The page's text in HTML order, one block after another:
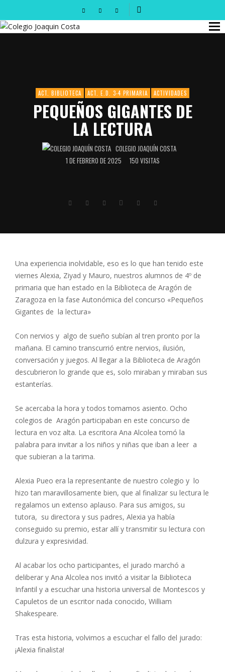
ACT. BIBLIOTECA ACT. E.D. 3-4 PRIMARIA ACTIVIDADES
PEQUEÑOS GIGANTES DE
LA LECTURA
COLEGIO JOAQUÍN COSTA
1 DE FEBRERO DE 2025
150 VISITAS
Una experiencia inolvidable, eso es lo que han tenido este
viernes Alexia, Ziyad y Mauro, nuestros alumnos de 4º de
primaria que han estado en la Biblioteca de Aragón de
Zaragoza en la fase Autonómica del concurso «Pequeños
Gigantes de la lectura»
Con nervios y algo de sueño subían al tren pronto por la
mañana. El camino transcurrió entre nervios, ilusión,
conversación y juegos. Al llegar a la Biblioteca de Aragón
descubrieron lo grande que es, solo miraban y miraban sus
estanterías.
Se acercaba la hora y todos tomamos asiento. Ocho
colegios de Aragón participaban en este concurso de
lectura en voz alta. La escritora Ana Alcolea tomó la
palabra para invitar a los niños y niñas que iban a leer a
que subieran a la tarima.
Alexia Pueo era la representante de nuestro colegio y lo
hizo tan maravillosamente bien, que al finalizar su lectura le
regalamos un extenso aplauso. Para sus amigos, su
tutora, su directora y sus padres, Alexia ya había
conseguido su premio, estar allí y transmitir su lectura con
dulzura y expresividad.
Al acabar los ocho participantes, el jurado marchó a
deliberar y Ana Alcolea nos invitó a visitar la Biblioteca
Infantil y a escuchar una historia universal de Montescos y
Capuletos de un escritor nada conocido, William
Shakespeare.
Tras esta historia, volvimos a escuchar el fallo del jurado:
¡Alexia finalista!